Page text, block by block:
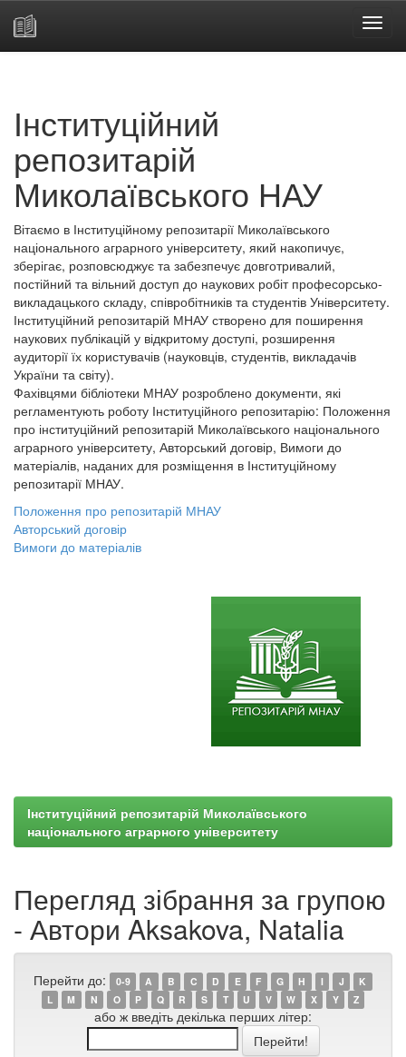
Інституційний
репозитарій
Миколаївського НАУ
Вітаємо в Інституційному репозитарії Миколаївського
національного аграрного університету, який накопичує,
зберігає, розповсюджує та забезпечує довготривалий,
постійний та вільний доступ до наукових робіт професорсько-
викладацького складу, співробітників та студентів Університету.
Інституційний репозитарій МНАУ створено для поширення
наукових публікацій у відкритому доступі, розширення
аудиторії їх користувачів (науковців, студентів, викладачів
України та світу).
Фахівцями бібліотеки МНАУ розроблено документи, які
регламентують роботу Інституційного репозитарію: Положення
про інституційний репозитарій Миколаївського національного
аграрного університету, Авторський договір, Вимоги до
матеріалів, наданих для розміщення в Інституційному
репозитарії МНАУ.
Положення про репозитарій МНАУ
Авторський договір
Вимоги до матеріалів
Інституційний репозитарій Миколаївського
національного аграрного університету
Перегляд зібрання за групою
- Автори Aksakova, Natalia
Перейти до: 0-9 A B C D E F G H I J
K
L
M N O P Q R S T U V W X Y Z
або ж введіть декілька перших літер: